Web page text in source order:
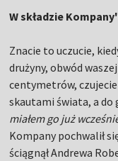
W składzie
Znacie to uczucie,
drużyny, obwód
centymetrów,
skautami świata, a do
miałem go już
Kompany pochwalił
ściągnął Andrewa